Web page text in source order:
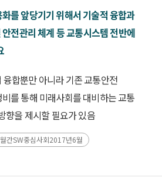
를 앞당기기 위해서 기술적 융합과
전관리 체계 등 교통시스템 전반에
합뿐만 아니라 기존 교통안전
를 통해 미래사회를 대비하는 교통
향을 제시할 필요가 있음
월간SW중심사회2017년6월